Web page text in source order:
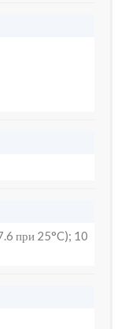
при 25°C); 10